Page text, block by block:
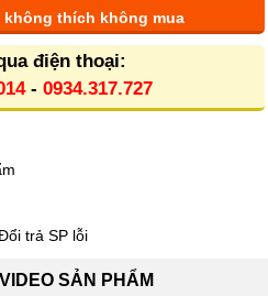
thích không mua
điện thoại:
- 0934.317.727
trả SP lỗi
VIDEO SẢN PHẨM